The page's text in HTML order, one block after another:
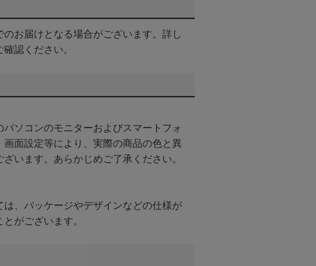
お届けとなる場合がございます。詳し
確認ください。
ソコンのモニターおよびスマートフォ
画面設定等により、実際の商品の色と異
います。あらかじめご了承ください。
は、パッケージやデザインなどの仕様が
がございます。